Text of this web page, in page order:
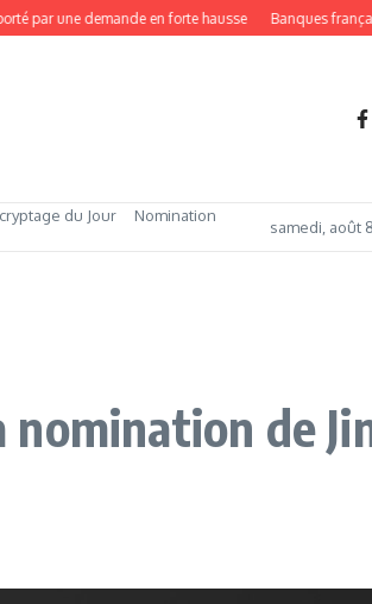
une demande en forte hausse Banques françaises :
du Jour
Nomination
samedi, août
de